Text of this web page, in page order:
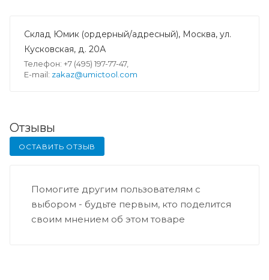
Склад Юмик (ордерный/адресный), Москва, ул.
Кусковская, д. 20А
Телефон: +7 (495) 197-77-47,
E-mail: zakaz@umictool.com
Отзывы
ОСТАВИТЬ ОТЗЫВ
Помогите другим пользователям с
выбором - будьте первым, кто поделится
своим мнением об этом товаре